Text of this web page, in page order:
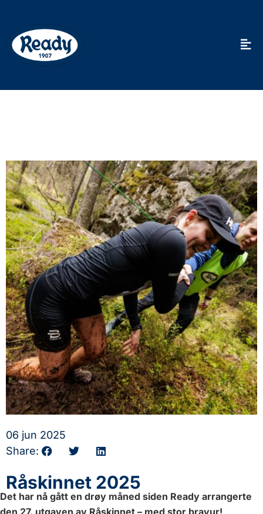
06 jun 2025
Share:
Råskinnet 2025
Det har nå gått en drøy måned siden Ready arrangerte
den 27. utgaven av Råskinnet – med stor bravur!